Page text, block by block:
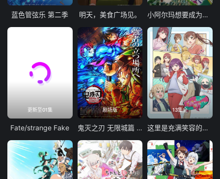
蓝色管弦乐 第二季 明天，美食广场见。 小阿尔玛想要成为家人
更新至01集
Fate/strange Fake
剧场版
鬼灭之刃 无限城篇 第一章 猗窝座再袭
13集全
这里是充满笑容的职场。